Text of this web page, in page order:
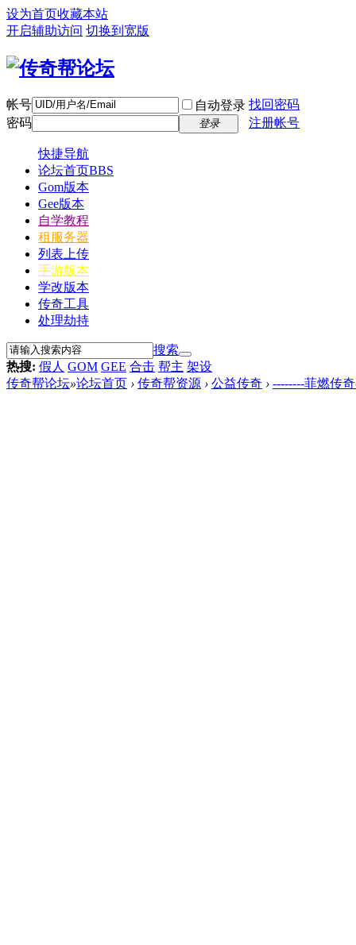
设为首页收藏本站
开启辅助访问 切换到宽版
帐号 自动登录 找回密码
密码
登录 注册帐号
快捷导航
论坛首页BBS
Gom版本
Gee版本
自学教程
租服务器
列表上传
手游版本
学改版本
传奇工具
处理劫持
搜索
热搜: 假人 GOM GEE 合击 帮主 架设
传奇帮论坛»论坛首页 › 传奇帮资源 › 公益传奇 › --------菲燃传奇